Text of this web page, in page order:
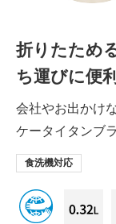
折りたため
ち運びに便
会社やお出かけ
ケータイタンブ
食洗機対応